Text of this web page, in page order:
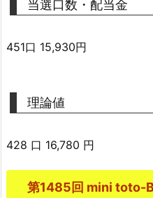
当選口数・配当金
451口 15,930円
理論値
428 口 16,780 円
第1485回 mini toto-